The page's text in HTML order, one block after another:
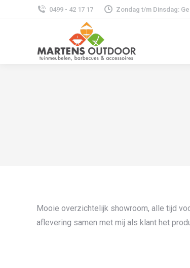
0499 - 42 17 17 Zondag t/m Dinsdag:
Mooie overzichtelijk showroom, alle tijd
aflevering samen met mij als klant het